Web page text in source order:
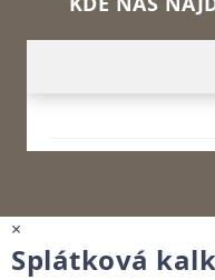
×
Splátková